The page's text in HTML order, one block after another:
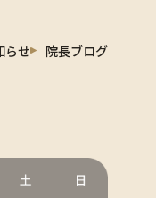
らせ 院長ブログ